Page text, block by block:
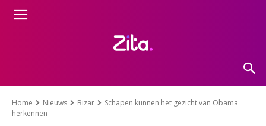
Home Nieuws Bizar
Schapen kunnen het gezicht van Obama
herkennen